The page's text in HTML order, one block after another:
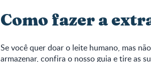
Como fazer a
Se você quer doar o leite humano, mas
armazenar, confira o nosso guia e tire as